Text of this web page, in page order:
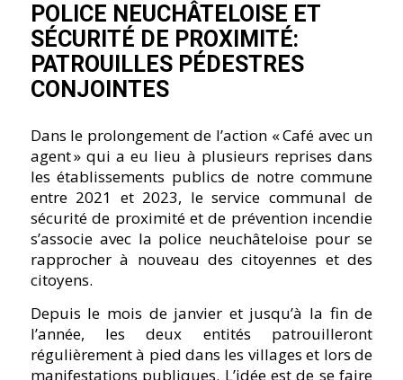
POLICE NEUCHÂTELOISE ET
SÉCURITÉ DE PROXIMITÉ:
PATROUILLES PÉDESTRES
CONJOINTES
Dans le prolongement de l’action « Café avec un
agent » qui a eu lieu à plusieurs reprises dans
les établissements publics de notre commune
entre 2021 et 2023, le service communal de
sécurité de proximité et de prévention incendie
s’associe avec la police neuchâteloise pour se
rapprocher à nouveau des citoyennes et des
citoyens.
Depuis le mois de janvier et jusqu’à la fin de
l’année, les deux entités patrouilleront
régulièrement à pied dans les villages et lors de
manifestations publiques. L’idée est de se faire